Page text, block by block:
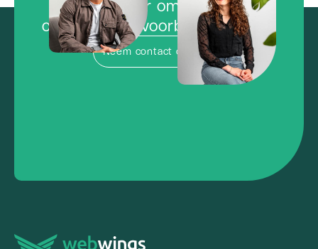
Klaar om de
concurrentie voorbij te vliegen?
Neem contact op